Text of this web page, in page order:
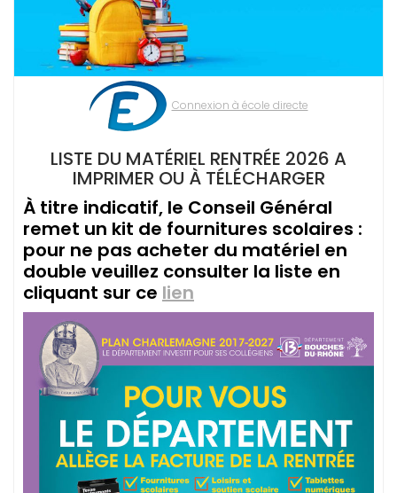
Connexion à école directe
LISTE DU MATÉRIEL RENTRÉE 2026 A
IMPRIMER OU À TÉLÉCHARGER
À titre indicatif, le Conseil Général
remet un kit de fournitures scolaires :
pour ne pas acheter du matériel en
double veuillez consulter la liste en
cliquant sur ce lien